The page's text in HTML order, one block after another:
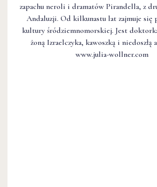
zapachu neroli i dramatów Pirandella, z
Andaluzji. Od kilkunastu lat zajmuje się
kultury śródziemnomorskiej. Jest
żoną Izraelczyka, kawoszką i niedoszłą
www.julia-wollner.com